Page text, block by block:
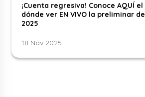
¡Cuenta regresiva! Conoce AQUÍ
dónde ver EN VIVO la preliminar
2025
18 Nov 2025